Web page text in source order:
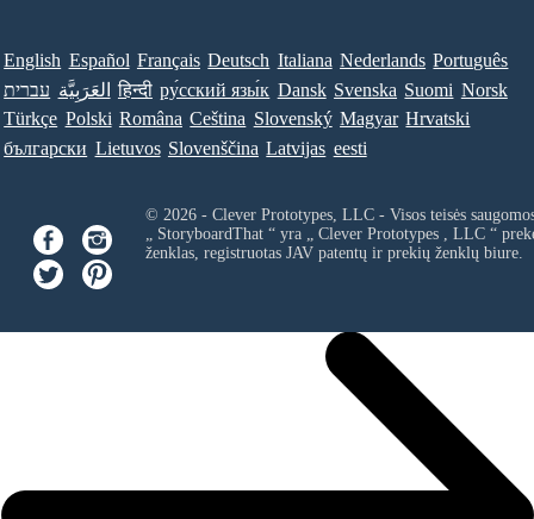
English Español Français Deutsch Italiana Nederlands Português
עברית العَرَبِيَّة हिन्दी ру́сский язы́к Dansk Svenska Suomi Norsk
Türkçe Polski Româna Ceština Slovenský Magyar Hrvatski
български Lietuvos Slovenščina Latvijas eesti
© 2026 - Clever Prototypes, LLC - Visos teisės
„ StoryboardThat “ yra „ Clever Prototypes , LLC“
ženklas, registruotas JAV patentų ir prekių ženklų biure.